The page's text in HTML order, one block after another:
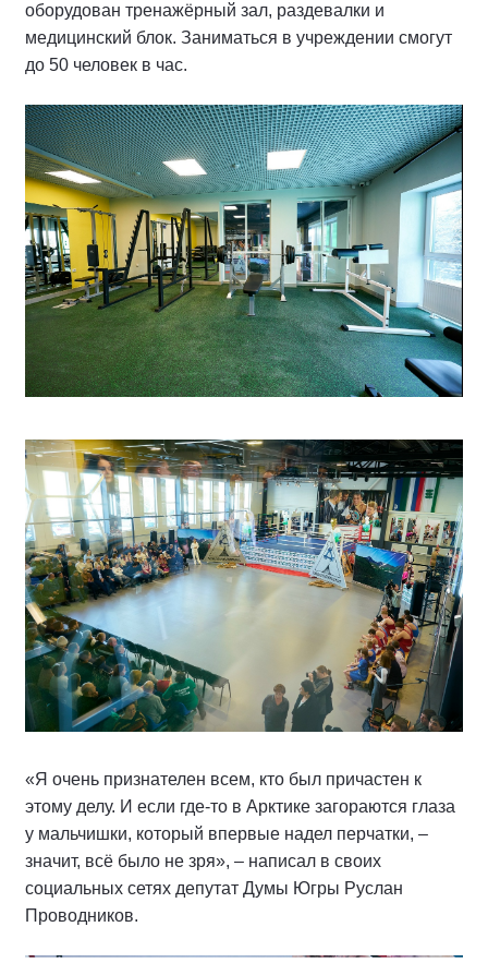
оборудован тренажёрный зал, раздевалки и
медицинский блок. Заниматься в учреждении смогут
до 50 человек в час.
«Я очень признателен всем, кто был причастен к
этому делу. И если где-то в Арктике загораются глаза
у мальчишки, который впервые надел перчатки, –
значит, всё было не зря», – написал в своих
социальных сетях депутат Думы Югры Руслан
Проводников.